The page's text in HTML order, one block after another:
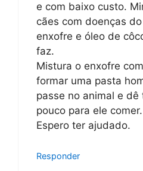
e com baixo custo.
cães com doenças
enxofre e óleo de
faz.
Mistura o enxofre
formar uma pasta
passe no animal e dê
pouco para ele comer.
Espero ter ajudado.
Responder